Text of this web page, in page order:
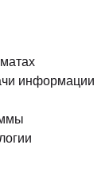
информации